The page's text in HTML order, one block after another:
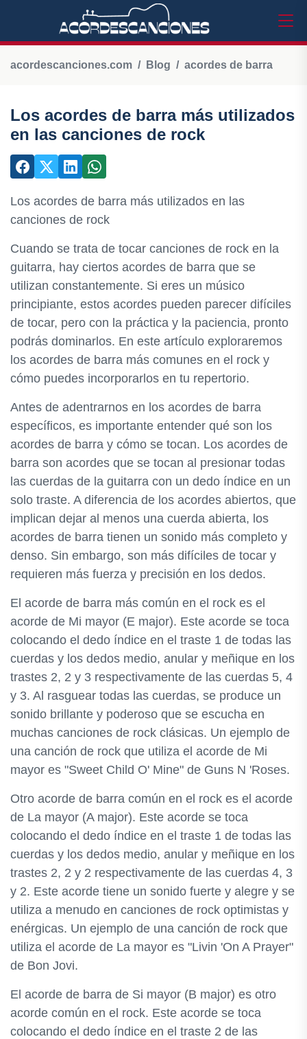
acordescanciones.com Blog acordes de barra
Los acordes de barra más utilizados
en las canciones de rock
Los acordes de barra más utilizados en las
canciones de rock
Cuando se trata de tocar canciones de rock en la
guitarra, hay ciertos acordes de barra que se
utilizan constantemente. Si eres un músico
principiante, estos acordes pueden parecer difíciles
de tocar, pero con la práctica y la paciencia, pronto
podrás dominarlos. En este artículo exploraremos
los acordes de barra más comunes en el rock y
cómo puedes incorporarlos en tu repertorio.
Antes de adentrarnos en los acordes de barra
específicos, es importante entender qué son los
acordes de barra y cómo se tocan. Los acordes de
barra son acordes que se tocan al presionar todas
las cuerdas de la guitarra con un dedo índice en un
solo traste. A diferencia de los acordes abiertos, que
implican dejar al menos una cuerda abierta, los
acordes de barra tienen un sonido más completo y
denso. Sin embargo, son más difíciles de tocar y
requieren más fuerza y ​​precisión en los dedos.
El acorde de barra más común en el rock es el
acorde de Mi mayor (E major). Este acorde se toca
colocando el dedo índice en el traste 1 de todas las
cuerdas y los dedos medio, anular y meñique en los
trastes 2, 2 y 3 respectivamente de las cuerdas 5, 4
y 3. Al rasguear todas las cuerdas, se produce un
sonido brillante y poderoso que se escucha en
muchas canciones de rock clásicas. Un ejemplo de
una canción de rock que utiliza el acorde de Mi
mayor es "Sweet Child O' Mine" de Guns N 'Roses.
Otro acorde de barra común en el rock es el acorde
de La mayor (A major). Este acorde se toca
colocando el dedo índice en el traste 1 de todas las
cuerdas y los dedos medio, anular y meñique en los
trastes 2, 2 y 2 respectivamente de las cuerdas 4, 3
y 2. Este acorde tiene un sonido fuerte y alegre y se
utiliza a menudo en canciones de rock optimistas y
enérgicas. Un ejemplo de una canción de rock que
utiliza el acorde de La mayor es "Livin 'On A Prayer"
de Bon Jovi.
El acorde de barra de Si mayor (B major) es otro
acorde común en el rock. Este acorde se toca
colocando el dedo índice en el traste 2 de las